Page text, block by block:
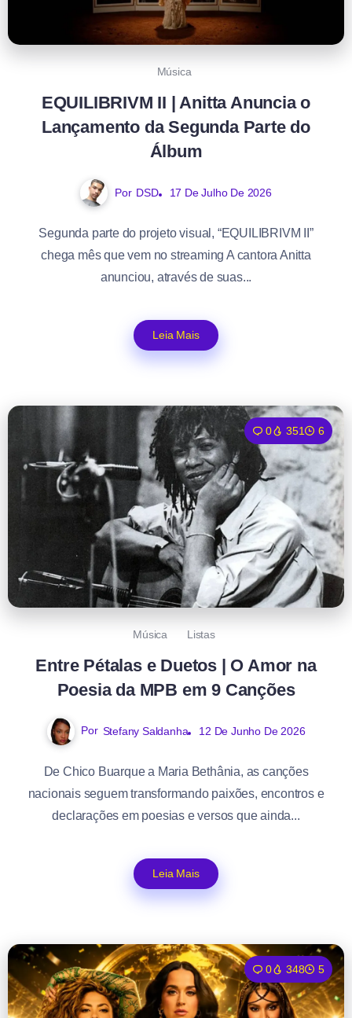
Música
EQUILIBRIVM II | Anitta Anuncia o
Lançamento da Segunda Parte do
Álbum
Por DSD 17 De Julho De 2026
Segunda parte do projeto visual, “EQUILIBRIVM II”
chega mês que vem no streaming A cantora Anitta
anunciou, através de suas...
Leia Mais
0 351 6
Música Listas
Entre Pétalas e Duetos | O Amor na
Poesia da MPB em 9 Canções
Por Stefany Saldanha 12 De Junho De 2026
De Chico Buarque a Maria Bethânia, as canções
nacionais seguem transformando paixões, encontros e
declarações em poesias e versos que ainda...
Leia Mais
0 348 5